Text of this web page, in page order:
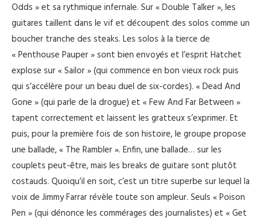
Odds » et sa rythmique infernale. Sur « Double Talker », les
guitares taillent dans le vif et découpent des solos comme un
boucher tranche des steaks. Les solos à la tierce de
« Penthouse Pauper » sont bien envoyés et l’esprit Hatchet
explose sur « Sailor » (qui commence en bon vieux rock puis
qui s’accélère pour un beau duel de six-cordes). « Dead And
Gone » (qui parle de la drogue) et « Few And Far Between »
tapent correctement et laissent les gratteux s’exprimer. Et
puis, pour la première fois de son histoire, le groupe propose
une ballade, « The Rambler ». Enfin, une ballade… sur les
couplets peut-être, mais les breaks de guitare sont plutôt
costauds. Quoiqu’il en soit, c’est un titre superbe sur lequel la
voix de Jimmy Farrar révèle toute son ampleur. Seuls « Poison
Pen » (qui dénonce les commérages des journalistes) et « Get